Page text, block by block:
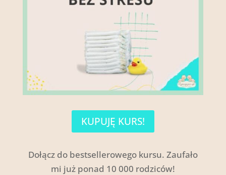
KUPUJĘ KURS!
Dołącz do bestsellerowego kursu. Zaufało
mi już ponad 10 000 rodziców!